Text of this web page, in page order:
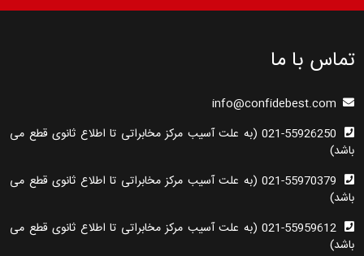
تماس با ما
021-55926250 (به علت آسیب مرکز مخابراتی تا اطلاع ثانوی قطع می
باشد)
021-55970379 (به علت آسیب مرکز مخابراتی تا اطلاع ثانوی قطع می
باشد)
021-55959612 (به علت آسیب مرکز مخابراتی تا اطلاع ثانوی قطع می
باشد)